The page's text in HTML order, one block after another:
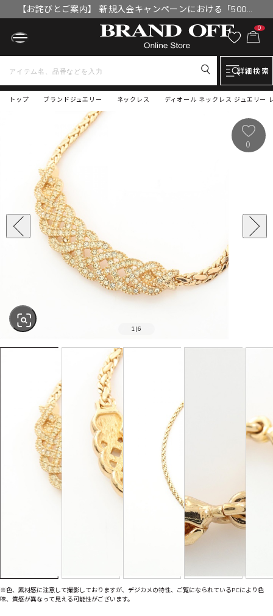
【お詫びとご案内】 新規入会キャンペーンにおける「500円
OFFクーポン」付与漏れと補填について
0
詳細検索
トップ ディオール ネックレス ジュエリー
ブランドジュエリー ネックレス
1 |6
0
※色、素材感に注意して撮影しておりますが、デジカメの特性、ご覧になられているPCにより色
味、質感が異なって見える可能性がございます。